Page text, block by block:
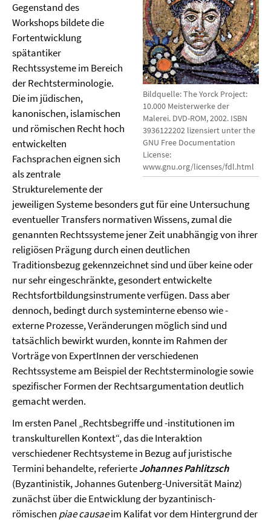
Bildquelle: The Yorck Project:
10.000 Meisterwerke der
Malerei. DVD-ROM, 2002. ISBN
3936122202 lizensiert unter the
GNU Free Documentation
License:
www.gnu.org/licenses/fdl.html
Gegenstand des
Workshops bildete die
Fortentwicklung
spätantiker
Rechtssysteme im Bereich
der Rechtsterminologie.
Die im jüdischen,
kanonischen, islamischen
und römischen Recht hoch
entwickelten
Fachsprachen eignen sich
als zentrale
Strukturelemente der
jeweiligen Systeme besonders gut für eine Untersuchung
eventueller Transfers normativen Wissens, zumal die
genannten Rechtssysteme jener Zeit unabhängig von ihrer
religiösen Prägung durch einen deutlichen
Traditionsbezug gekennzeichnet sind und über keine oder
nur sehr eingeschränkte, gesondert entwickelte
Rechtsfortbildungsinstrumente verfügen. Dass aber
dennoch, bedingt durch systeminterne ebenso wie -
externe Prozesse, Veränderungen möglich sind und
tatsächlich bewirkt wurden, konnte im Rahmen der
Vorträge von ExpertInnen der verschiedenen
Rechtssysteme am Beispiel der Rechts­terminologie sowie
spezifischer Formen der Rechtsargumentation deutlich
gemacht werden.
Im ersten Panel „Rechtsbegriffe und -institutionen im
transkulturellen Kontext“, das die Interaktion
verschiedener Rechtsysteme in Bezug auf juristische
Termini behandelte, referierteJohannes Pahlitzsch
(Byzantinistik, Johannes Gutenberg-Universität Mainz)
zunächst über die Entwicklung der byzantinisch-
römischen piae causaeim Kalifat vor dem Hintergrund der